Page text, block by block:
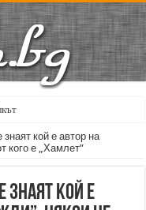
винаги е и сила, и
кой е автор на
кого е „Хамлет”
знаят кой е